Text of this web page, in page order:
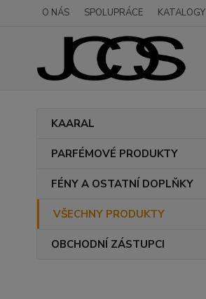
O NÁS SPOLUPRÁCE KATALOGY
KAARAL
PARFÉMOVÉ PRODUKTY
FÉNY A OSTATNÍ DOPLŇKY
VŠECHNY PRODUKTY
OBCHODNÍ ZÁSTUPCI